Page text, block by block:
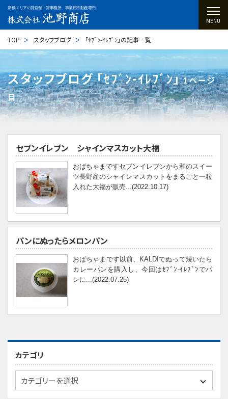
新橋エリアの貸店舗・貸事務所、事業用不動産専門
MENU
TOP スタッフブログ 「ｾﾌﾞﾝ-ｲﾚﾌﾞﾝ」の記事一覧
スタッフブログ ｢ｾﾌﾞﾝ-ｲﾚﾌﾞﾝ｣1ページ
目
セブンイレブン シャインマスカット大福
おばちゃまですセブンイレブンから和のスイー
ツ長野産のシャインマスカットをまるごと一粒
入れた大福が販売...(2022.10.17)
パンにぬったらメロンパン
おばちゃまです以前、KALDIでぬって焼いたら
カレーパンを購入し、今回はｾﾌﾞﾝ-ｲﾚﾌﾞﾝでパ
ンに...(2022.07.25)
カテゴリ